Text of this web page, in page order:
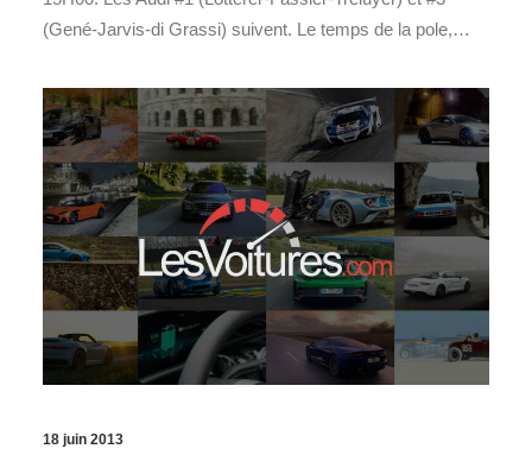
(Gené-Jarvis-di Grassi) suivent. Le temps de la pole,…
18 juin 2013